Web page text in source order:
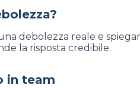
debolezza reale e
la risposta credibile.
in team